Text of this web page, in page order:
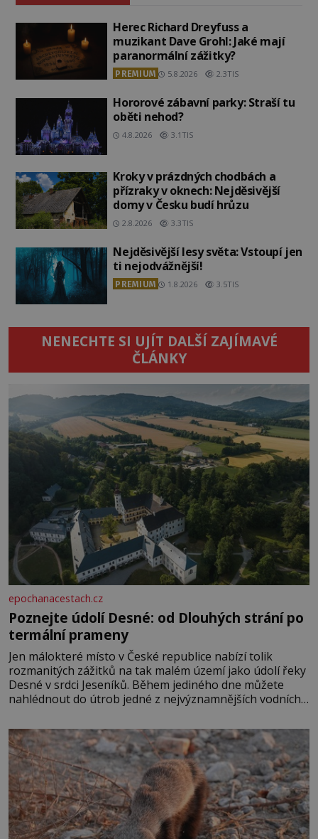
Herec Richard Dreyfuss a
muzikant Dave Grohl: Jaké mají
paranormální zážitky?
PREMIUM 5.8.2026 2.3TIS
Hororové zábavní parky: Straší tu
oběti nehod?
4.8.2026 3.1TIS
Kroky v prázdných chodbách a
přízraky v oknech: Nejděsivější
domy v Česku budí hrůzu
2.8.2026 3.3TIS
Nejděsivější lesy světa: Vstoupí jen
ti nejodvážnější!
PREMIUM 1.8.2026 3.5TIS
NENECHTE SI UJÍT DALŠÍ ZAJÍMAVÉ
ČLÁNKY
epochanacestach.cz
Poznejte údolí Desné: od Dlouhých strání po
termální prameny
Jen málokteré místo v České republice nabízí tolik
rozmanitých zážitků na tak malém území jako údolí řeky
Desné v srdci Jeseníků. Během jediného dne můžete
nahlédnout do útrob jedné z nejvýznamnějších vodních
se na koloběžce a den zakončit poznáváním památek ve
Velkých Losinách nebo v termálním